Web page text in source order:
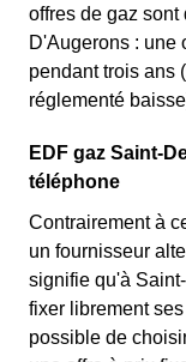
offres de gaz
D'Augerons : une
pendant trois ans
réglementé
EDF gaz Saint-
téléphone
Contrairement à
un fournisseur
signifie qu'à
fixer librement
possible de